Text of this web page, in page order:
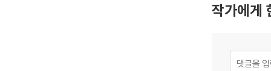
작가에게